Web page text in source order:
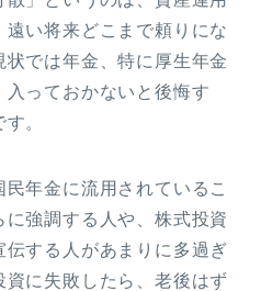
い将来どこまで頼りにな
では年金、特に厚生年金
っておかないと後悔す
。
年金に流用されているこ
強調する人や、株式投資
する人があまりに多過ぎ
に失敗したら、老後はず